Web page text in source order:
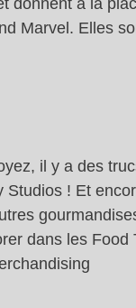
donnent à la
Marvel. Elles
il y a des
Studios ! Et
dans les Food